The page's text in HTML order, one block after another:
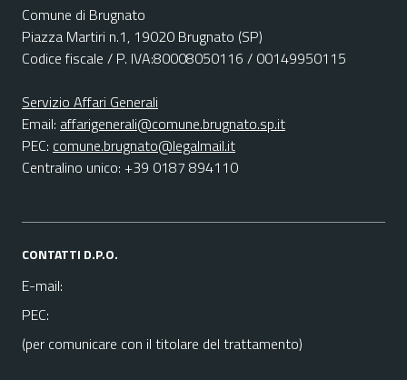
Comune di Brugnato
Piazza Martiri n.1, 19020 Brugnato (SP)
Codice fiscale / P. IVA:80008050116 / 00149950115
Servizio Affari Generali
Email: affarigenerali@comune.brugnato.sp.it
PEC: comune.brugnato@legalmail.it
Centralino unico: +39 0187 894110
CONTATTI D.P.O.
E-mail:
PEC:
(per comunicare con il titolare del trattamento)